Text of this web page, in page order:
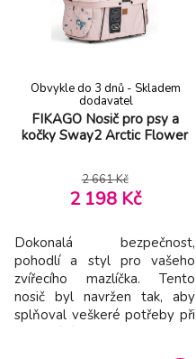
při náročnějších cestách.
Vnitřní háček pro připnutí
FIKAGO Nosič pro psy a
kočky Sway2 Arctic Flower
Obvykle do 3 dnů - Skladem
dodavatel
2 661 Kč
2 198 Kč
Dokonalá bezpečnost,
pohodlí a styl pro vašeho
zvířecího mazlíčka. Tento
nosič byl navržen tak, aby
splňoval veškeré potřeby při